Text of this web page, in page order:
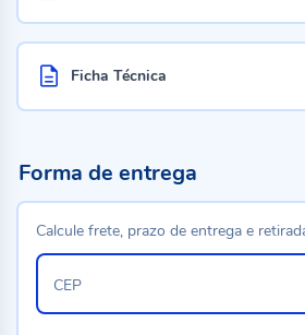
Ficha Técnica
Forma de entrega
Calcule frete, prazo de entrega e
CEP